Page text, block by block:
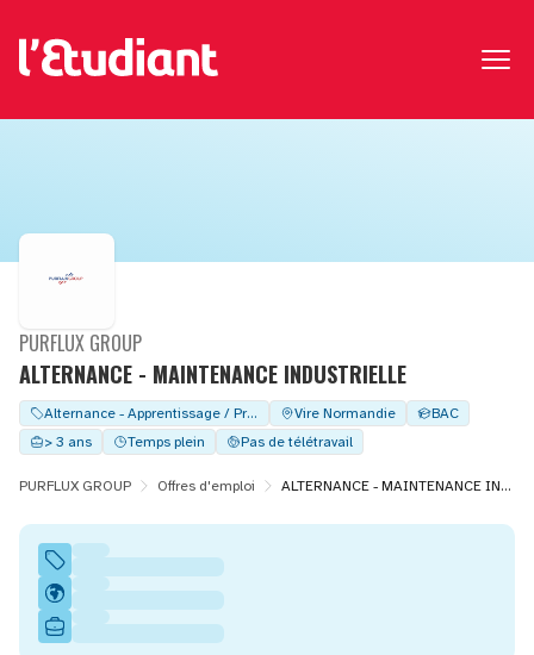
ALTERNANCE - MAINTENANCE INDUSTRIELLE
PURFLUX GROUP
Alternance - Apprentissage / Professionalisation Vire Normandie
BAC
> 3 ans
Temps plein Pas de télétravail
PURFLUX GROUP Offres d'emploi ALTERNANCE - MAINTENANCE INDUSTRIELLE